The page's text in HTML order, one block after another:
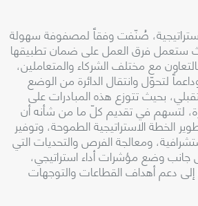
صُنّفت وفقاً لمصفوفة سهولة
ستعمل فرق العمل على ضمان تطبيقها
مع مختلف الشركاء والمتعاملين،
لتحوّل وانتقال الدائرة من الوضع
بحيث تتوزع هذه المبادرات على
لتسهم في تقديم كلّ ما من شأنه أن
الخطة الاستراتيجية الطموحة، وتوفير
ومعالجة الفرص والتحديات التي
جانب وضع مؤشرات أداء استراتيجي،
إلى دعم أهداف القطاعات والتوجهات